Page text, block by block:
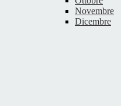
Novembre
Dicembre